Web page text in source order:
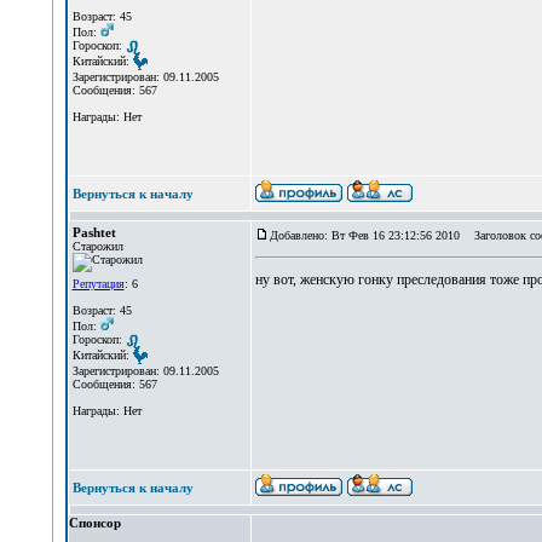
Возраст: 45
Пол:
Гороскоп:
Китайский:
Зарегистрирован: 09.11.2005
Сообщения: 567
Награды: Нет
Вернуться к началу
Pashtet
Старожил
Репутация: 6
Возраст: 45
Пол:
Гороскоп:
Китайский:
Зарегистрирован: 09.11.2005
Сообщения: 567
Награды: Нет
Добавлено: Вт Фев 16 23:12:56 2010 Заголовок
ну вот, женскую гонку преследования тоже
Вернуться к началу
Спонсор